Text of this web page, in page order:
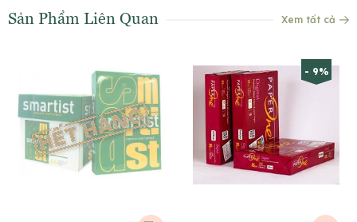
Sản Phẩm Liên Quan Xem tất cả
- 9%